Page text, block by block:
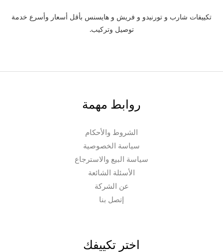
تكييفات شارب و تورنيدو و فريش و هايسنس بأقل أسعار وأسرع خدمة
توصيل وتركيب.
روابط مهمة
الشروط والأحكام
سياسة الخصوصية
سياسة البيع والاسترجاع
الأسئلة الشائعة
عن الشركة
إتصل بنا
اختر تكييفك